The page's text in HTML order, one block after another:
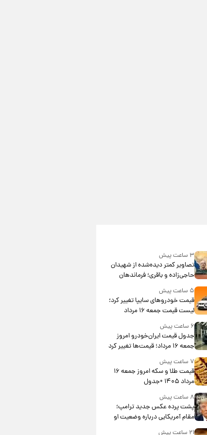
۳ ساعت پیش
تصاویر کمتر دیده‌شده از شهیدان
حاجی‌زاده و باقری؛ فرماندهان
شهید هوافضای ایران
۵ ساعت پیش
قیمت خودروهای سایپا تغییر کرد؛
لیست قیمت جمعه ۱۶ مرداد
منتشر شد
۶ ساعت پیش
جدول قیمت ایران‌خودرو امروز
جمعه ۱۶ مرداد؛ قیمت‌ها تغییر کرد
۷ ساعت پیش
قیمت طلا و سکه امروز جمعه ۱۶
مرداد ۱۴۰۵ +جدول
۸ ساعت پیش
پشت پرده عکس جدید ترامپ؛
مقام آمریکایی درباره وضعیت او
چه گفت؟
۲۱ ساعت پیش